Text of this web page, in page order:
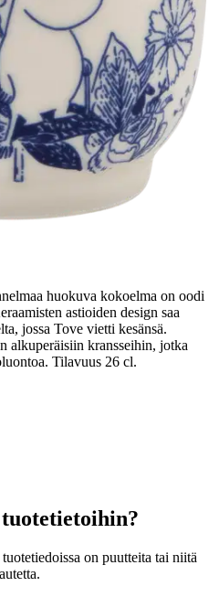
tuotteita.
huokuva kokoelma on oodi
astioiden design saa
jossa Tove vietti kesänsä.
alkuperäisiin kransseihin, jotka
Tilavuus 26 cl.
on puutteita tai niitä